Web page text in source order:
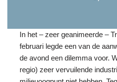
In het – zeer geanimeerde –
februari legde een van de
de avond een dilemma voor.
regio) zeer vervuilende